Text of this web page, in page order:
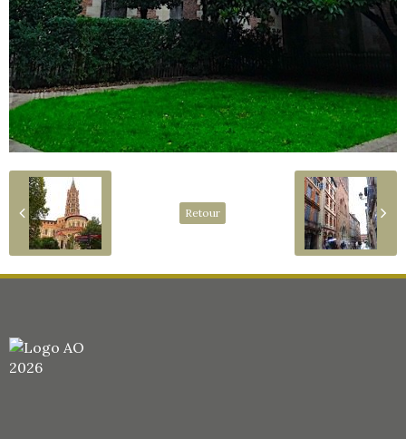
Retour